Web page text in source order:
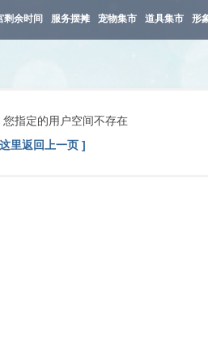
剩余时间 服务摆摊 宠物集市 道具集市 形
您指定的用户空间不存在
里返回上一页 ]